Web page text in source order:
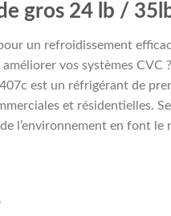
gros 24 lb /
un refroidissement
vos systèmes CVC
est un réfrigérant de
et résidentielles.
l’environnement en font le